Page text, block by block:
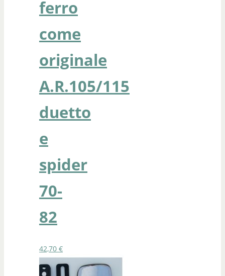
ferro
come
originale
A.R.105/115
duetto
e
spider
70-
82
42,70 €